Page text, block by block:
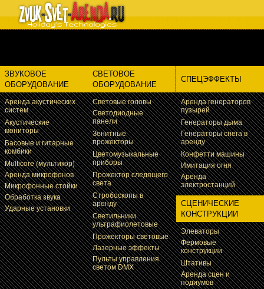
ЗВУКОВОЕ
ОБОРУДОВАНИЕ
Аренда акустических
систем
Акустические
мониторы
Басовые и гитарные
комбики
Multicore (мультикор)
Аренда микрофонов
Микрофонные стойки
Обработка звука
Ударные установки
СВЕТОВОЕ
ОБОРУДОВАНИЕ
Световые головы
Светодиодные
панели
Зенитные
прожекторы
Цветомузыкальные
приборы
Прожектор следящего
света
Стробоскопы в
аренду
Светильники
ультрафиолетовые
Прожекторы световые
Лазерные эффекты
Пульты управления
светом DMX
СПЕЦЭФФЕКТЫ
Аренда генераторов
пузырей
Генераторы дыма
Генераторы снега в
аренду
Конфетти машины
Имитация огня
Аренда
электростанций
СЦЕНИЧЕСКИЕ
КОНСТРУКЦИИ
Элеваторы
Фермовые
конструкции
Штативы
Аренда сцен и
подиумов